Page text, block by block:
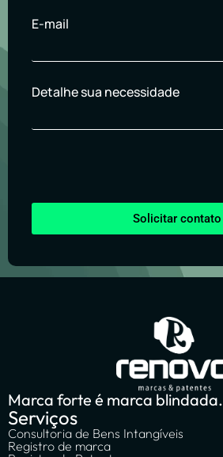
E-mail
Detalhe sua necessidade
Solicitar contato
Marca forte é marca blindada.
Serviços
Consultoria de Bens Intangíveis
Registro de marca